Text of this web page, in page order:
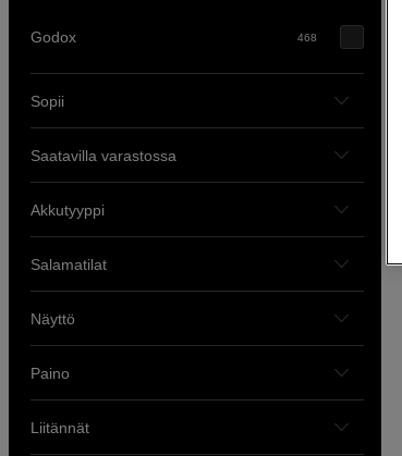
Godox 468
Sopii
Saatavilla varastossa
Akkutyyppi
Salamatilat
Näyttö
Paino
Liitännät